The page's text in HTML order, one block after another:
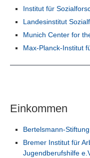
Institut für
Landesinstitut
Munich Center for
Max-Planck-Institut
Einkommen
Bertelsmann-Stiftung
Bremer Institut für
Jugendberufshilfe